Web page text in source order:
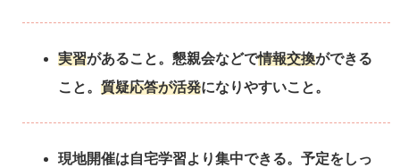
実習があること。懇親会などで情報交換ができる
こと。 質疑応答が活発になりやすいこと。
現地開催は自宅学習より集中できる。予定をしっ